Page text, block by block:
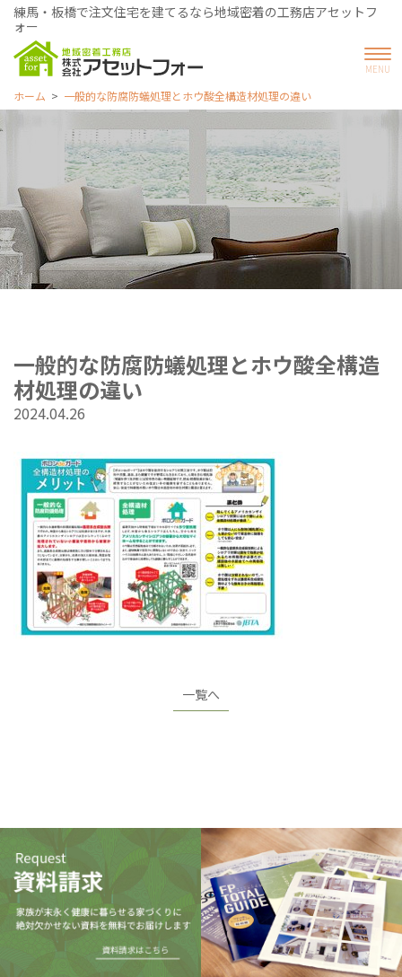
練馬・板橋で注文住宅を建てるなら地域密着の工務店アセットフ
ォー
ホーム 一般的な防腐防蟻処理とホウ酸全構造材処理の違い
一般的な防腐防蟻処理とホウ酸全構造
材処理の違い
2024.04.26
一覧へ